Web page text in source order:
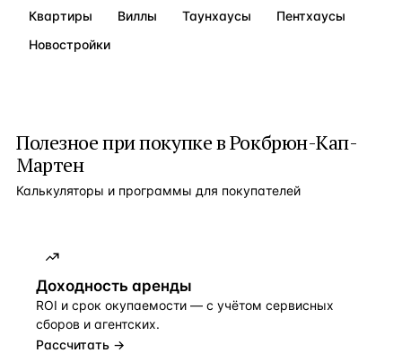
Квартиры Виллы Таунхаусы
Пентхаусы
Новостройки
Полезное при покупке вРокбрюн-Кап-
Мартен
Калькуляторы и программы для покупателей
Доходность аренды
ROI и срок окупаемости — с учётом сервисных
сборов и агентских.
Рассчитать →